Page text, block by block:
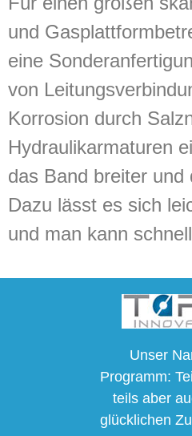
und
eine
von
Korrosion durch
Hydraulikarmaturen
das Band breiter und
Dazu lässt es sich
und man kann
Unser
Programm:
teils aber
glücklichen